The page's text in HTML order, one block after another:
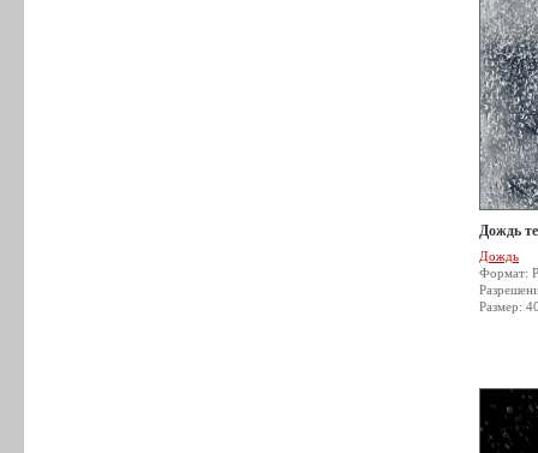
Дождь
Дождь
Формат:
Размер: